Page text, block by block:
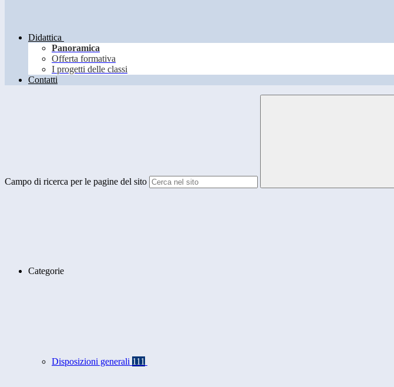
Didattica
Panoramica
Offerta formativa
I progetti delle classi
Contatti
Campo di ricerca per le pagine del sito
Categorie
Disposizioni generali 111